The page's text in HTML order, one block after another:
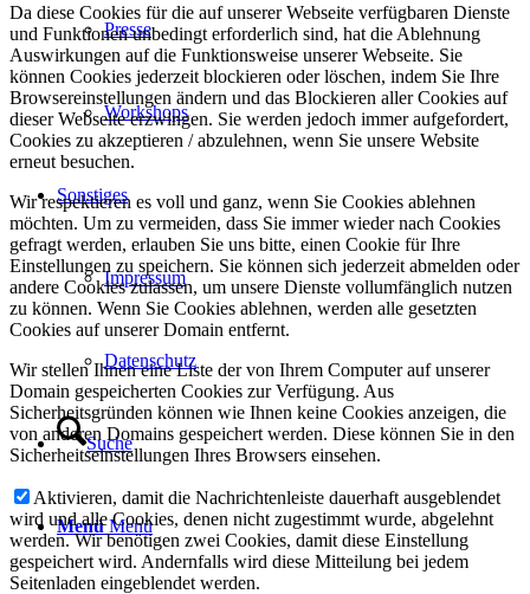
Presse
Workshops
Sonstiges
Impressum
Datenschutz
Suche
Menü Menü
Da diese Cookies für die auf unserer Webseite verfügbaren Dienste
und Funktionen unbedingt erforderlich sind, hat die Ablehnung
Auswirkungen auf die Funktionsweise unserer Webseite. Sie
können Cookies jederzeit blockieren oder löschen, indem Sie Ihre
Browsereinstellungen ändern und das Blockieren aller Cookies auf
dieser Webseite erzwingen. Sie werden jedoch immer aufgefordert,
Cookies zu akzeptieren / abzulehnen, wenn Sie unsere Website
erneut besuchen.
Wir respektieren es voll und ganz, wenn Sie Cookies ablehnen
möchten. Um zu vermeiden, dass Sie immer wieder nach Cookies
gefragt werden, erlauben Sie uns bitte, einen Cookie für Ihre
Einstellungen zu speichern. Sie können sich jederzeit abmelden oder
andere Cookies zulassen, um unsere Dienste vollumfänglich nutzen
zu können. Wenn Sie Cookies ablehnen, werden alle gesetzten
Cookies auf unserer Domain entfernt.
Wir stellen Ihnen eine Liste der von Ihrem Computer auf unserer
Domain gespeicherten Cookies zur Verfügung. Aus
Sicherheitsgründen können wie Ihnen keine Cookies anzeigen, die
von anderen Domains gespeichert werden. Diese können Sie in den
Sicherheitseinstellungen Ihres Browsers einsehen.
Aktivieren, damit die Nachrichtenleiste dauerhaft ausgeblendet
wird und alle Cookies, denen nicht zugestimmt wurde, abgelehnt
werden. Wir benötigen zwei Cookies, damit diese Einstellung
gespeichert wird. Andernfalls wird diese Mitteilung bei jedem
Seitenladen eingeblendet werden.